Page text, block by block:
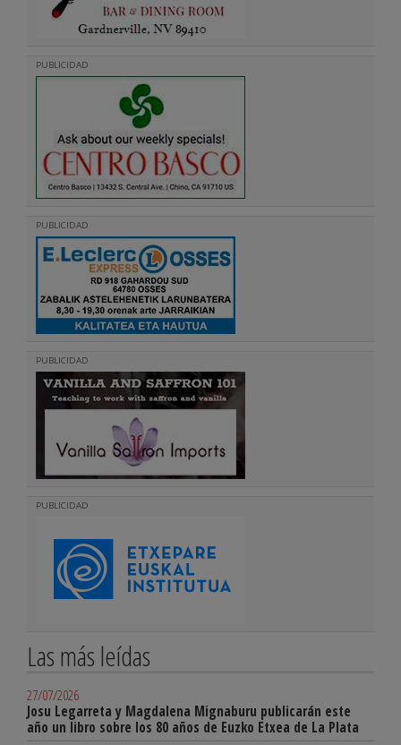
PUBLICIDAD
PUBLICIDAD
PUBLICIDAD
PUBLICIDAD
Las más leídas
27/07/2026
Josu Legarreta y Magdalena Mignaburu publicarán este
año un libro sobre los 80 años de Euzko Etxea de La Plata